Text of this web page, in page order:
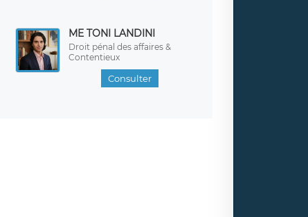
ME TONI LANDINI
Droit pénal des affaires &
Contentieux
Consulter